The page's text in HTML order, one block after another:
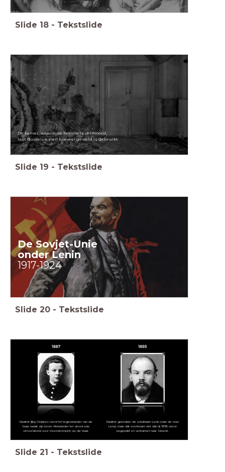
Slide 18 - Tekstslide
De kamer, waarin de familie is vermoord,
laat duidelijk zien hoeveel geweld is gebruikt.
Slide 19 - Tekstslide
De Sovjet-Unie
onder Lenin
1917-1924
Slide 20 - Tekstslide
Vladimir Iljitsj Oeljanov werd fel tegenstander van de
tsaar nadat zijn broer Aleksander ter dood was
veroordeeld voor moordcomplot op de tsaar.
Vladimir gebruikte de schuilnaam Lenin (naar de rivier
Lena), maar dat voorkwam niet dat hij 1895 werd
opgepakt en verbannen naar Siberië.
Slide 21 - Tekstslide